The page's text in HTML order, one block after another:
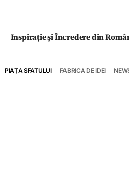
Inspirație și Încredere din
PIAȚA SFATULUI FABRICA DE IDEI